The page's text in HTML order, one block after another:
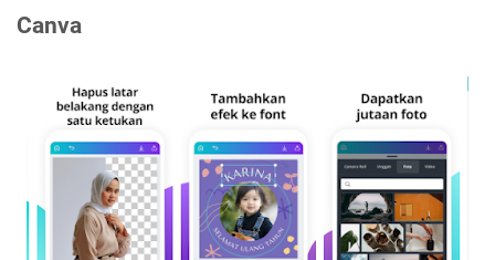
Canva